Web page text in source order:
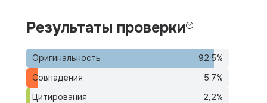
Результаты проверки
Оригинальность 92,5%
Совпадения
5,7%
Цитирования
2,2%